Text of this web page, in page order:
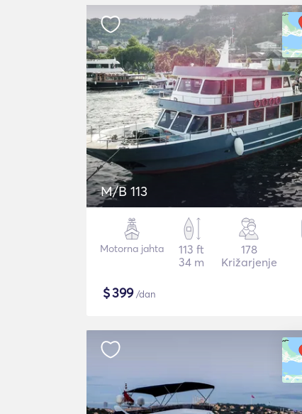
M/B 113
Motorna jahta
113 ft
34 m
178
Križarjenje
$399/dan